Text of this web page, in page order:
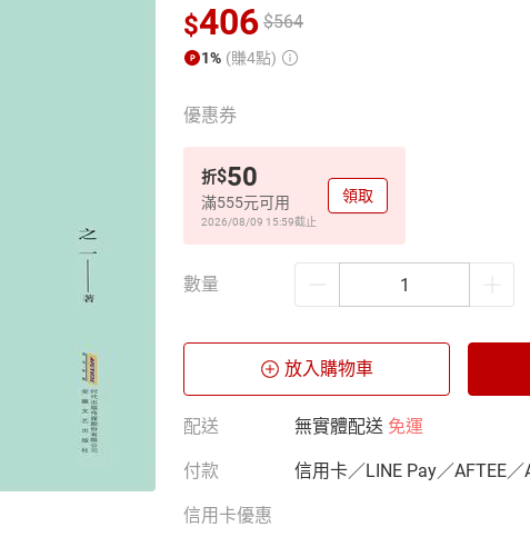
$406 $564
1% (賺4點)
優惠券
折$50
滿555元可用
2026/08/09 15:59截止
領取
數量
放入購物車
配送 無實體配送 免運
付款 信用卡／LINE Pay／AFTEE／
信用卡優惠